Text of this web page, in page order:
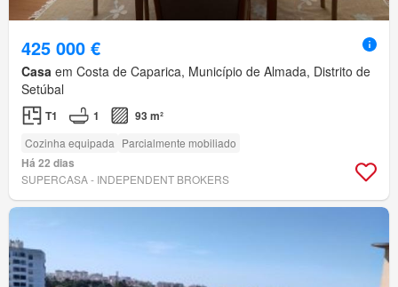
425 000 €
Casa em Costa de Caparica, Município de Almada, Distrito de
Setúbal
T1 1 93 m²
Cozinha equipada Parcialmente mobiliado
Há 22 dias
SUPERCASA - INDEPENDENT BROKERS